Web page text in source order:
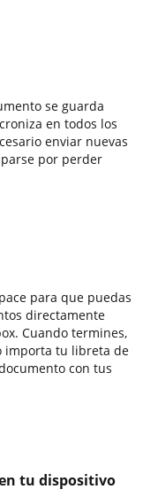
se guarda
en todos los
enviar nuevas
por perder
para que puedas
directamente
Cuando termines,
importa tu libreta de
con tus
tu dispositivo